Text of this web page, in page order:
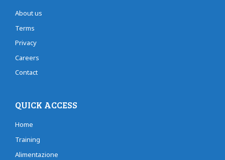
About us
Terms
Privacy
Careers
Contact
QUICK ACCESS
Home
Training
Alimentazione